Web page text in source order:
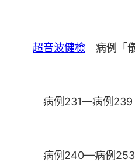
超音波健檢 病例「
病例231—病例239
病例240—病例253